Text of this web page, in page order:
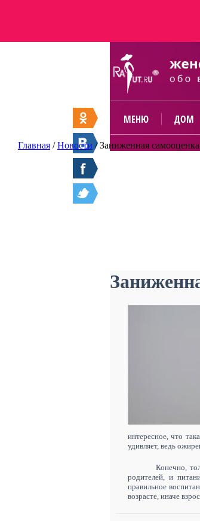
МЕНЮ ДОМ
Главная /Новости /Заниженная
интересное, что
удивляет, ведь
Конечно,
родителей, и
правильное
возрасте, иначе